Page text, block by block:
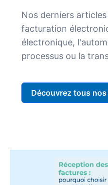
Nos derniers
facturation
électronique,
processus ou la
Découvrez tous